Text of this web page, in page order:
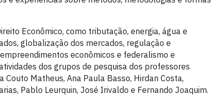
Econômico, como tributação, energia, água e
globalização dos mercados, regulação e
econômicos e federalismo e
dos grupos de pesquisa dos professores
Couto Matheus, Ana Paula Basso, Hirdan Costa,
Pablo Leurquin, José Irivaldo e Fernando Joaquim.